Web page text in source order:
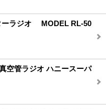
ラジオ MODEL RL-50
空管ラジオ ハニースーパ